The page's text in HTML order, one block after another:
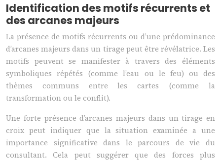
Identification des motifs récurrents et
des arcanes majeurs
La présence de motifs récurrents ou d’une prédominance
d’arcanes majeurs dans un tirage peut être révélatrice. Les
motifs peuvent se manifester à travers des éléments
symboliques répétés (comme l’eau ou le feu) ou des
thèmes communs entre les cartes (comme la
transformation ou le conflit).
Une forte présence d’arcanes majeurs dans un tirage en
croix peut indiquer que la situation examinée a une
importance significative dans le parcours de vie du
consultant. Cela peut suggérer que des forces plus